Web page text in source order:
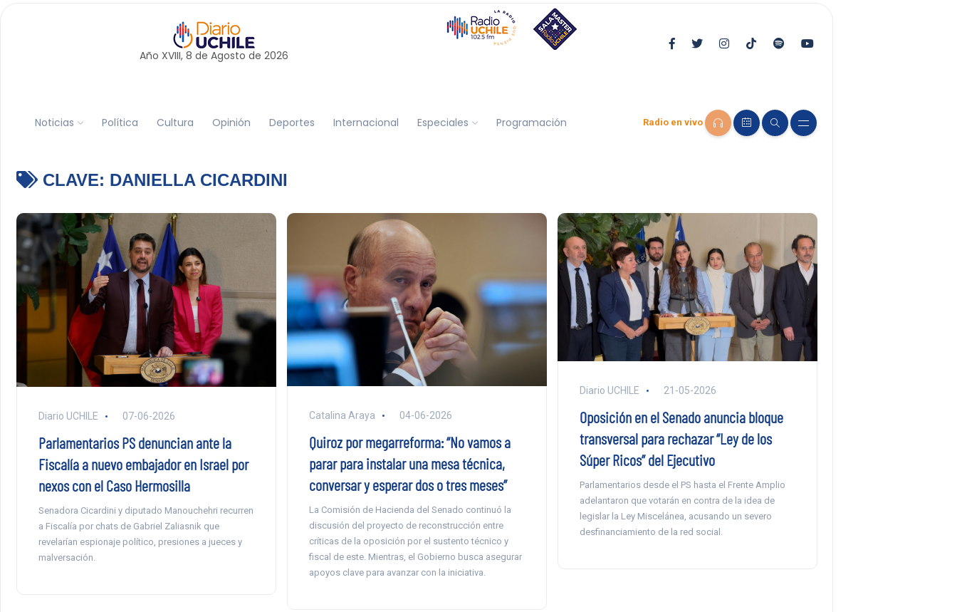
Año XVIII, 8 de Agosto de 2026
Noticias Política Cultura Opinión Deportes Internacional Especiales Programación Radio en vivo
CLAVE: DANIELLA CICARDINI
Diario UCHILE 07-06-2026
Parlamentarios PS denuncian ante la
Fiscalía a nuevo embajador en Israel por
nexos con el Caso Hermosilla
Senadora Cicardini y diputado Manouchehri recurren
a Fiscalía por chats de Gabriel Zaliasnik que
revelarían espionaje político, presiones a jueces y
malversación.
Catalina Araya 04-06-2026
Quiroz por megarreforma: “No vamos a
parar para instalar una mesa técnica,
conversar y esperar dos o tres meses”
La Comisión de Hacienda del Senado continuó la
discusión del proyecto de reconstrucción entre
críticas de la oposición por el sustento técnico y
fiscal de este. Mientras, el Gobierno busca asegurar
apoyos clave para avanzar con la iniciativa.
Diario UCHILE 21-05-2026
Oposición en el Senado anuncia bloque
transversal para rechazar “Ley de los
Súper Ricos” del Ejecutivo
Parlamentarios desde el PS hasta el Frente Amplio
adelantaron que votarán en contra de la idea de
legislar la Ley Miscelánea, acusando un severo
desfinanciamiento de la red social.